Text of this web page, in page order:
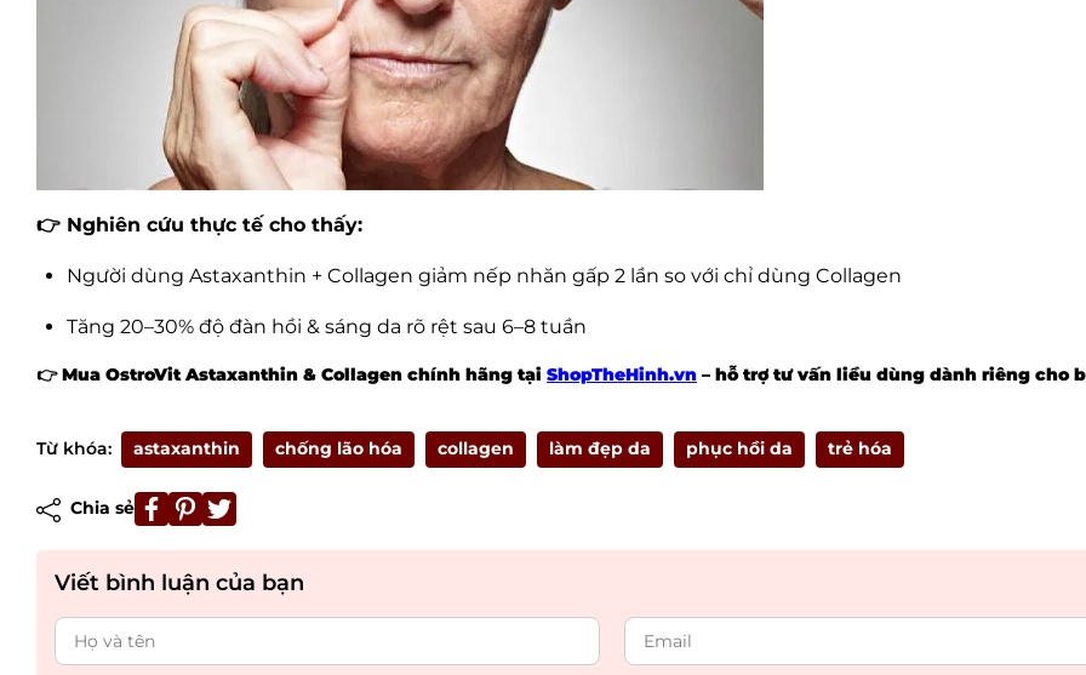
👉 Nghiên cứu thực tế cho thấy:
Người dùng Astaxanthin + Collagen giảm nếp nhăn gấp 2 lần so với chỉ dùng Collagen
Tăng 20–30% độ đàn hồi & sáng da rõ rệt sau 6–8 tuần
👉 Mua OstroVit Astaxanthin & Collagen chính hãng tại ShopTheHinh.vn – hỗ trợ tư vấn liều dùng dành riêng cho
Từ khóa: astaxanthin chống lão hóa collagen làm đẹp da phục hồi da trẻ hóa
Chia sẻ
Viết bình luận của bạn